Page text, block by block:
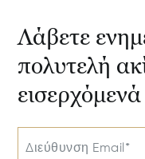
Λάβετε
πολυτελή
Διεύθυνση Email*